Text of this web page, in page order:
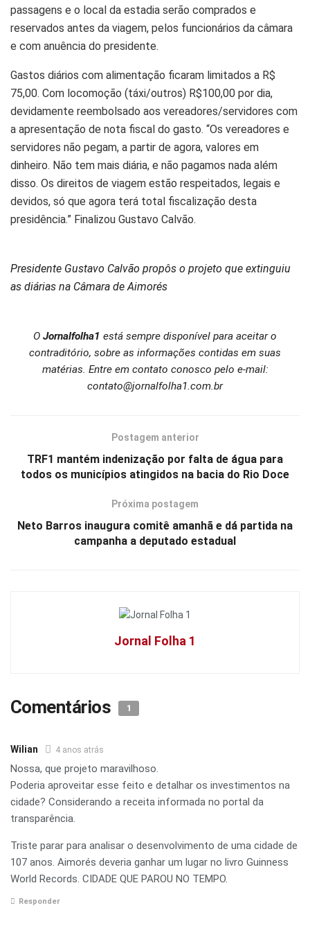
passagens e o local da estadia serão comprados e
reservados antes da viagem, pelos funcionários da câmara
e com anuência do presidente.
Gastos diários com alimentação ficaram limitados a R$
75,00. Com locomoção (táxi/outros) R$100,00 por dia,
devidamente reembolsado aos vereadores/servidores com
a apresentação de nota fiscal do gasto. “Os vereadores e
servidores não pegam, a partir de agora, valores em
dinheiro. Não tem mais diária, e não pagamos nada além
disso. Os direitos de viagem estão respeitados, legais e
devidos, só que agora terá total fiscalização desta
presidência.” Finalizou Gustavo Calvão.
Presidente Gustavo Calvão propôs o projeto que extinguiu
as diárias na Câmara de Aimorés
O Jornalfolha1 está sempre disponível para aceitar o
contraditório, sobre as informações contidas em suas
matérias. Entre em contato conosco pelo e-mail:
contato@jornalfolha1.com.br
Postagem anterior
TRF1 mantém indenização por falta de água para
todos os municípios atingidos na bacia do Rio Doce
Próxima postagem
Neto Barros inaugura comitê amanhã e dá partida na
campanha a deputado estadual
Jornal Folha 1
Comentários 1
Wilian 4 anos atrás
Nossa, que projeto maravilhoso.
Poderia aproveitar esse feito e detalhar os investimentos na
cidade? Considerando a receita informada no portal da
transparência.
Triste parar para analisar o desenvolvimento de uma cidade de
107 anos. Aimorés deveria ganhar um lugar no livro Guinness
World Records. CIDADE QUE PAROU NO TEMPO.
Responder